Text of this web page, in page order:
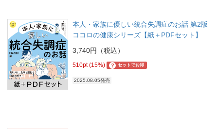
本人・家族に優しい統合失調症のお話 第2版
ココロの健康シリーズ【紙＋PDFセット】
3,740円（税込）
510pt (15%) ? セットでお得
2025.08.05発売